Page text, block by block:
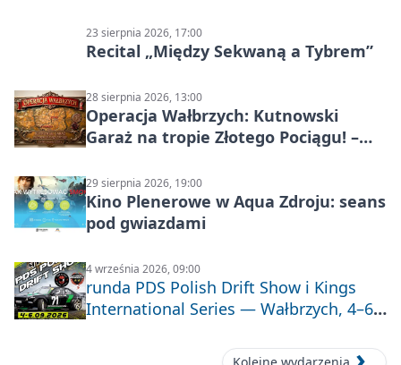
23 sierpnia 2026, 17:00
Recital „Między Sekwaną a Tybrem”
28 sierpnia 2026, 13:00
Operacja Wałbrzych: Kutnowski
Garaż na tropie Złotego Pociągu! –
29 sierpnia 2026, 19:00
Kino Plenerowe w Aqua Zdroju: seans
pod gwiazdami
4 września 2026, 09:00
runda PDS Polish Drift Show i Kings
International Series — Wałbrzych, 4–6